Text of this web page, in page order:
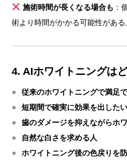
施術時間が長くなる場合も ：
術より時間がかかる可能性がある
4. AIホワイトニングは
従来のホワイトニングで満足
短期間で確実に効果を出した
歯のダメージを抑えながらホ
自然な白さを求める人
ホワイトニング後の色戻りを